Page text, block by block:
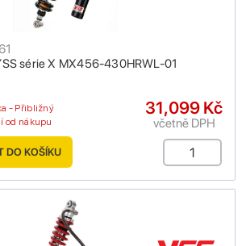
série X MX456-430HRWL-01
- Přibližný
od nákupu
31,099 Kč
včetně DPH
DO KOŠÍKU